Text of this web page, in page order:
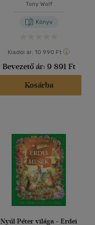
Tony Wolf
Könyv
Kiadói ár: 10 990 Ft
Bevezető ár: 9 891 Ft
Kosárba
Nyúl Péter világa - Erdei